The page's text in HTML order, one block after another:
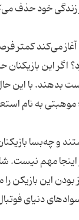
خود حذف
آغاز می‌کند کمتر
این
با این
به نام
و چه‌بسا
مهم نیست.
این بازیکن
دنیای